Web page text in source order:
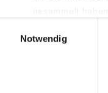
Notwendig